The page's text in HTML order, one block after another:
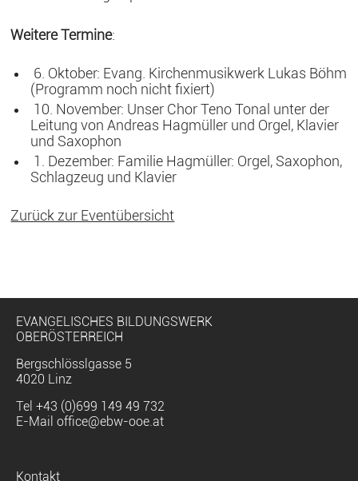
Weitere Termine:
6. Oktober: Evang. Kirchenmusikwerk Lukas Böhm
(Programm noch nicht fixiert)
10. November: Unser Chor Teno Tonal unter der
Leitung von Andreas Hagmüller und Orgel, Klavier
und Saxophon
1. Dezember: Familie Hagmüller: Orgel, Saxophon,
Schlagzeug und Klavier
Zurück zur Eventübersicht
EVANGELISCHES BILDUNGSWERK
OBERÖSTERREICH
Bergschlösslgasse 5
4020 Linz
Tel +43 (0)699 149 49 732
E-Mail office@ebw-ooe.at
Navigation
Kontakt